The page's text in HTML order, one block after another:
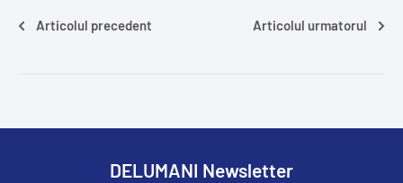
Articolul precedent Articolul urmatorul
DELUMANI Newsletter